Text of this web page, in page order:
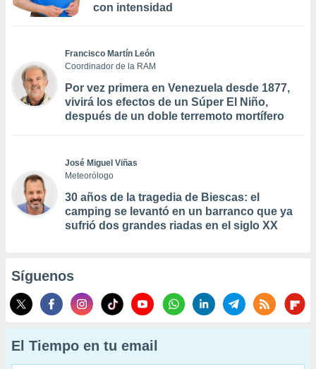
con intensidad
Francisco Martín León
Coordinador de la RAM
Por vez primera en Venezuela desde 1877,
vivirá los efectos de un Súper El Niño,
después de un doble terremoto mortífero
José Miguel Viñas
Meteorólogo
30 años de la tragedia de Biescas: el
camping se levantó en un barranco que ya
sufrió dos grandes riadas en el siglo XX
Síguenos
El Tiempo en tu email